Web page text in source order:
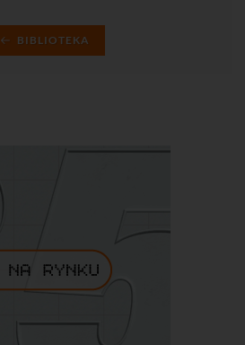
BIBLIOTEKA